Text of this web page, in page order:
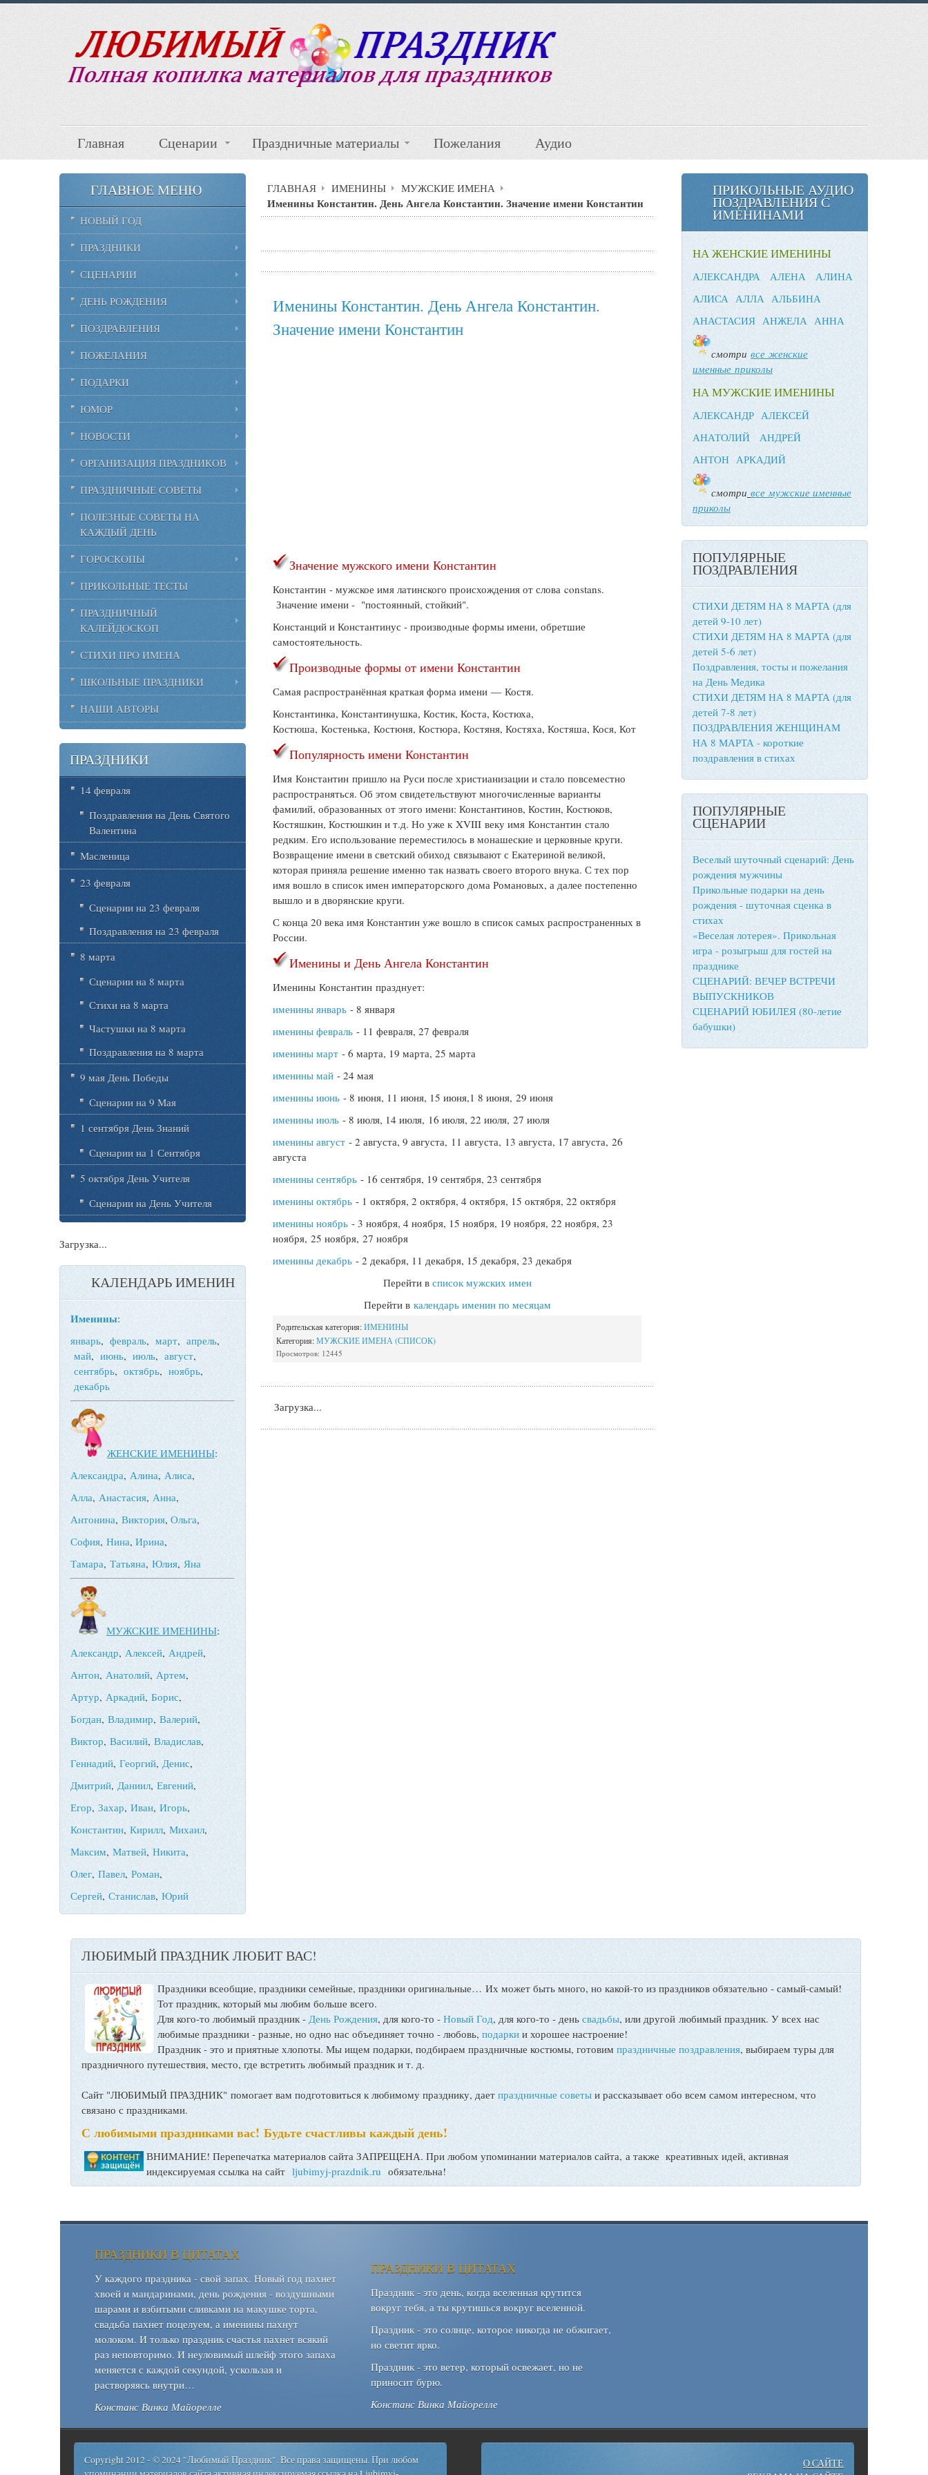
Главная Сценарии Праздничные материалы Пожелания Аудио
ГЛАВНАЯ ИМЕНИНЫ МУЖСКИЕ ИМЕНА
Именины Константин. День Ангела Константин. Значение имени Константин
Именины Константин. День Ангела Константин.
Значение имени Константин
Значение мужского имени Константин
Константин - мужское имя латинского происхождения от слова constans.
Значение имени - "постоянный, стойкий".
Констанций и Константинус - производные формы имени, обретшие
самостоятельность.
Производные формы от имени Константин
Самая распространённая краткая форма имени — Костя.
Константинка, Константинушка, Костик, Коста, Костюха,
Костюша, Костенька, Костюня, Костюра, Костяня, Костяха, Костяша, Кося, Кот
Популярность имени Константин
Имя Константин пришло на Руси после христианизации и стало повсеместно
распространяться. Об этом свидетельствуют многочисленные варианты
фамилий, образованных от этого имени: Константинов, Костин, Костюков,
Костяшкин, Костюшкин и т.д. Но уже к XVIII веку имя Константин стало
редким. Его использование переместилось в монашеские и церковные круги.
Возвращение имени в светский обиход связывают с Екатериной великой,
которая приняла решение именно так назвать своего второго внука. С тех пор
имя вошло в список имен императорского дома Романовых, а далее постепенно
вышло и в дворянские круги.
С конца 20 века имя Константин уже вошло в список самых распространенных в
России.
Именины и День Ангела Константин
Именины Константин празднует:
именины январь - 8 января
именины февраль - 11 февраля, 27 февраля
именины март - 6 марта, 19 марта, 25 марта
именины май - 24 мая
именины июнь - 8 июня, 11 июня, 15 июня,1 8 июня, 29 июня
именины июль - 8 июля, 14 июля, 16 июля, 22 июля, 27 июля
именины август - 2 августа, 9 августа, 11 августа, 13 августа, 17 августа, 26
августа
именины сентябрь - 16 сентября, 19 сентября, 23 сентября
именины октябрь - 1 октября, 2 октября, 4 октября, 15 октября, 22 октября
именины ноябрь - 3 ноября, 4 ноября, 15 ноября, 19 ноября, 22 ноября, 23
ноября, 25 ноября, 27 ноября
именины декабрь - 2 декабря, 11 декабря, 15 декабря, 23 декабря
Перейти в список мужских имен
Перейти в календарь именин по месяцам
Родительская категория:ИМЕНИНЫ
Категория:МУЖСКИЕ ИМЕНА (СПИСОК)
Просмотров: 12445
Загрузка...
ГЛАВНОЕ МЕНЮ
НОВЫЙ ГОД
ПРАЗДНИКИ
СЦЕНАРИИ
ДЕНЬ РОЖДЕНИЯ
ПОЗДРАВЛЕНИЯ
ПОЖЕЛАНИЯ
ПОДАРКИ
ЮМОР
НОВОСТИ
ОРГАНИЗАЦИЯ ПРАЗДНИКОВ
ПРАЗДНИЧНЫЕ СОВЕТЫ
ПОЛЕЗНЫЕ СОВЕТЫ НА
КАЖДЫЙ ДЕНЬ
ГОРОСКОПЫ
ПРИКОЛЬНЫЕ ТЕСТЫ
ПРАЗДНИЧНЫЙ
КАЛЕЙДОСКОП
СТИХИ ПРО ИМЕНА
ШКОЛЬНЫЕ ПРАЗДНИКИ
НАШИ АВТОРЫ
ПРАЗДНИКИ
14 февраля
Поздравления на День Святого
Валентина
Масленица
23 февраля
Сценарии на 23 февраля
Поздравления на 23 февраля
8 марта
Сценарии на 8 марта
Стихи на 8 марта
Частушки на 8 марта
Поздравления на 8 марта
9 мая День Победы
Сценарии на 9 Мая
1 сентября День Знаний
Сценарии на 1 Сентября
5 октября День Учителя
Сценарии на День Учителя
Загрузка...
КАЛЕНДАРЬ ИМЕНИН
Именины:
январь,февраль, март, апрель,
май, июнь, июль,август,
сентябрь, октябрь, ноябрь,
декабрь
ЖЕНСКИЕ ИМЕНИНЫ:
Александра, Алина, Алиса,
Алла, Анастасия,Анна,
Антонина,Виктория,Ольга,
София, Нина, Ирина,
Тамара, Татьяна,Юлия, Яна
МУЖСКИЕ ИМЕНИНЫ:
Александр,Алексей,Андрей,
Антон, Анатолий,Артем,
Артур,Аркадий, Борис,
Богдан, Владимир,Валерий,
Виктор,Василий,Владислав,
Геннадий,Георгий, Денис,
Дмитрий,Даниил, Евгений,
Егор, Захар,Иван, Игорь,
Константин, Кирилл,Михаил,
Максим,Матвей, Никита,
Олег,Павел,Роман,
Сергей,Станислав,Юрий
ПРИКОЛЬНЫЕ АУДИО
ПОЗДРАВЛЕНИЯ С
ИМЕНИНАМИ
НА ЖЕНСКИЕ ИМЕНИНЫ
АЛЕКСАНДРА АЛЕНА
АЛИНА
АЛИСА АЛЛА АЛЬБИНА
АНАСТАСИЯ АНЖЕЛА АННА
смотри все женские
именные приколы
НА МУЖСКИЕ ИМЕНИНЫ
АЛЕКСАНДР АЛЕКСЕЙ
АНАТОЛИЙ
АНДРЕЙ
АНТОН АРКАДИЙ
смотри все мужские именные
приколы
ПОПУЛЯРНЫЕ
ПОЗДРАВЛЕНИЯ
СТИХИ ДЕТЯМ НА 8 МАРТА (для
детей 9-10 лет)
СТИХИ ДЕТЯМ НА 8 МАРТА (для
детей 5-6 лет)
Поздравления, тосты и пожелания
на День Медика
СТИХИ ДЕТЯМ НА 8 МАРТА (для
детей 7-8 лет)
ПОЗДРАВЛЕНИЯ ЖЕНЩИНАМ
НА 8 МАРТА - короткие
поздравления в стихах
ПОПУЛЯРНЫЕ
СЦЕНАРИИ
Веселый шуточный сценарий: День
рождения мужчины
Прикольные подарки на день
рождения - шуточная сценка в
стихах
«Веселая лотерея». Прикольная
игра - розыгрыш для гостей на
празднике
СЦЕНАРИЙ: ВЕЧЕР ВСТРЕЧИ
ВЫПУСКНИКОВ
СЦЕНАРИЙ ЮБИЛЕЯ (80-летие
бабушки)
ЛЮБИМЫЙ ПРАЗДНИК ЛЮБИТ ВАС!
Праздники всеобщие, праздники семейные, праздники оригинальные… Их может быть много, но какой-то из праздников обязательно - самый-самый!
Тот праздник, который мы любим больше всего.
Для кого-то любимый праздник -День Рождения, для кого-то - Новый Год, для кого-то - день свадьбы, или другой любимый праздник. У всех нас
любимые праздники - разные, но одно нас объединяет точно - любовь, подарки и хорошее настроение!
Праздник - это и приятные хлопоты. Мы ищем подарки, подбираем праздничные костюмы, готовим праздничные поздравления, выбираем туры для
праздничного путешествия, место, где встретить любимый праздник и т. д.
Сайт "ЛЮБИМЫЙ ПРАЗДНИК" помогает вам подготовиться к любимому празднику, даетпраздничные советыи рассказывает обо всем самом интересном, что
связано с праздниками.
С любимыми праздниками вас! Будьте счастливы каждый день!
ВНИМАНИЕ! Перепечатка материалов сайта ЗАПРЕЩЕНА. При любом упоминании материалов сайта, а также креативных идей, активная
индексируемая ссылка на сайт ljubimyj-prazdnik.ru обязательна!
ПРАЗДНИКИ В ЦИТАТАХ
У каждого праздника - свой запах. Новый год пахнет
хвоей и мандаринами, день рождения - воздушными
шарами и взбитыми сливками на макушке торта,
свадьба пахнет поцелуем, а именины пахнут
молоком. И только праздник счастья пахнет всякий
раз неповторимо. И неуловимый шлейф этого запаха
меняется с каждой секундой, ускользая и
растворяясь внутри…
Констанс Винка Майорелле
ПРАЗДНИКИ В ЦИТАТАХ
Праздник - это день, когда вселенная крутится
вокруг тебя, а ты крутишься вокруг вселенной.
Праздник - это солнце, которое никогда не обжигает,
но светит ярко.
Праздник - это ветер, который освежает, но не
приносит бурю.
Констанс Винка Майорелле
Copyright 2012 - © 2024 "Любимый Праздник". Все права защищены. При любом
О САЙТЕ